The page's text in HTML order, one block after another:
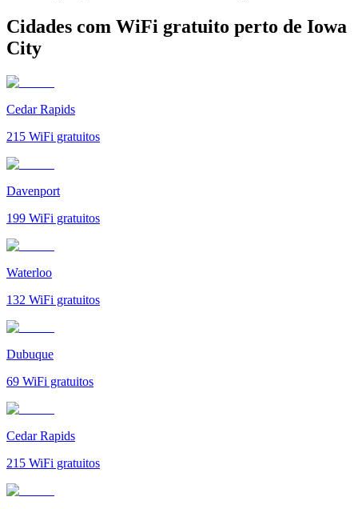
Cidades com WiFi gratuito perto de Iowa
City
Cedar Rapids
215 WiFi gratuitos
Davenport
199 WiFi gratuitos
Waterloo
132 WiFi gratuitos
Dubuque
69 WiFi gratuitos
Cedar Rapids
215 WiFi gratuitos